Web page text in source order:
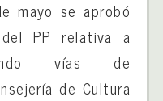
mayo se aprobó
PP relativa a
vías de
de Cultura